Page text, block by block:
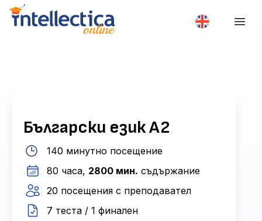
Български език A2
140 минутно посещение
80 часа, 2800 мин. съдържание
20 посещения с преподавател
7 теста / 1 финален